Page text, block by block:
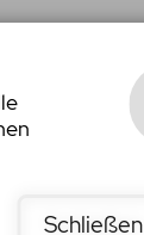
Schließen